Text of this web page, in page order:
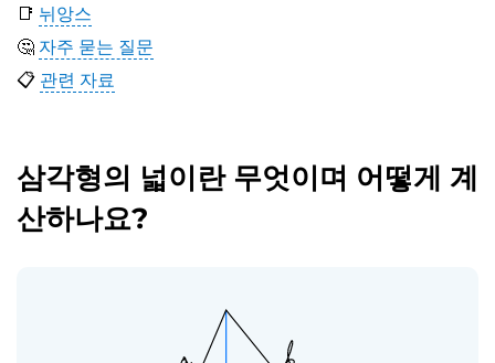
📑 뉘앙스
🤔 자주 묻는 질문
📋 관련 자료
삼각형의 넓이란 무엇이며 어떻게 계
산하나요?